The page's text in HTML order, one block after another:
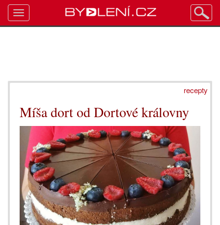
recepty
Míša dort od Dortové královny
Toggle
navigation